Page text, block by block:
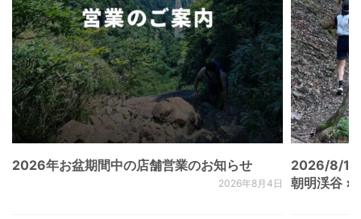
2026年お盆期間中の店舗営業のお知らせ
2026年8月4日
2026/8/
朝明渓谷 ×